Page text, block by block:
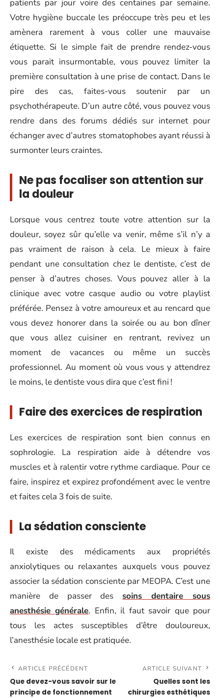
patients par jour voire des centaines par semaine.
Votre hygiène buccale les préoccupe très peu et les
amènera rarement à vous coller une mauvaise
étiquette. Si le simple fait de prendre rendez-vous
vous parait insurmontable, vous pouvez limiter la
première consultation à une prise de contact. Dans le
pire des cas, faites-vous soutenir par un
psychothérapeute. D’un autre côté, vous pouvez vous
rendre dans des forums dédiés sur internet pour
échanger avec d’autres stomatophobes ayant réussi à
surmonter leurs craintes.
Ne pas focaliser son attention sur
la douleur
Lorsque vous centrez toute votre attention sur la
douleur, soyez sûr qu’elle va venir, même s’il n’y a
pas vraiment de raison à cela. Le mieux à faire
pendant une consultation chez le dentiste, c’est de
penser à d’autres choses. Vous pouvez aller à la
clinique avec votre casque audio ou votre playlist
préférée. Pensez à votre amoureux et au rencard que
vous devez honorer dans la soirée ou au bon dîner
que vous allez cuisiner en rentrant, revivez un
moment de vacances ou même un succès
professionnel. Au moment où vous vous y attendrez
le moins, le dentiste vous dira que c’est fini !
Faire des exercices de respiration
Les exercices de respiration sont bien connus en
sophrologie. La respiration aide à détendre vos
muscles et à ralentir votre rythme cardiaque. Pour ce
faire, inspirez et expirez profondément avec le ventre
et faites cela 3 fois de suite.
La sédation consciente
Il existe des médicaments aux propriétés
anxiolytiques ou relaxantes auxquels vous pouvez
associer la sédation consciente par MEOPA. C’est une
manière de passer des soins dentaire sous
anesthésie générale. Enfin, il faut savoir que pour
tous les actes susceptibles d’être douloureux,
l’anesthésie locale est pratiquée.
ARTICLE PRÉCÉDENT
Que devez-vous savoir sur le
principe de fonctionnement
ARTICLE SUIVANT
Quelles sont les
chirurgies esthétiques